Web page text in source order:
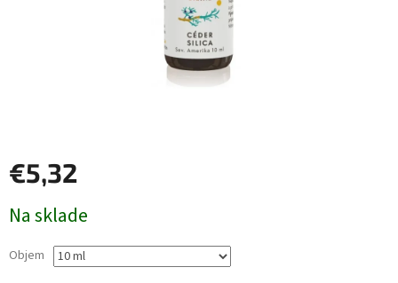
€5,32
cena:
Na sklade
Objem